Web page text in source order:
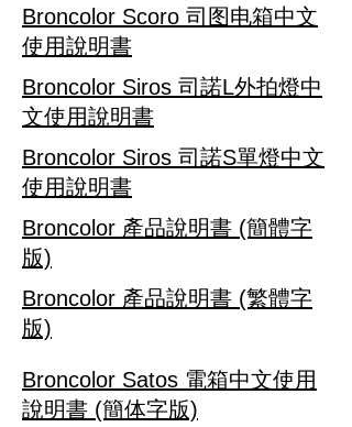
Broncolor Scoro 司图电箱中文
使用說明書
Broncolor Siros 司諾L外拍燈中
文使用說明書
Broncolor Siros 司諾S單燈中文
使用說明書
Broncolor 產品說明書 (簡體字
版)
Broncolor 產品說明書 (繁體字
版)
Broncolor Satos 電箱中文使用
說明書 (簡体字版)